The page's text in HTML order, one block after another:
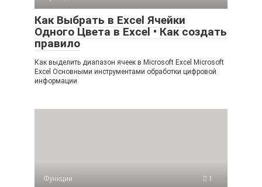
Как Выбрать в Excel Ячейки
Одного Цвета в Excel • Как создать
правило
Как выделить диапазон ячеек в Microsoft Excel Microsoft
Excel Основными инструментами обработки цифровой
информации
Функции 1